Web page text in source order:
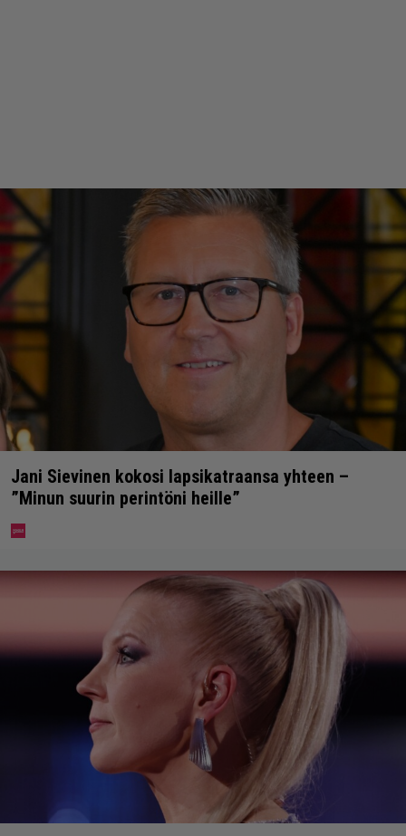
Jani Sievinen kokosi lapsikatraansa yhteen –
”Minun suurin perintöni heille”